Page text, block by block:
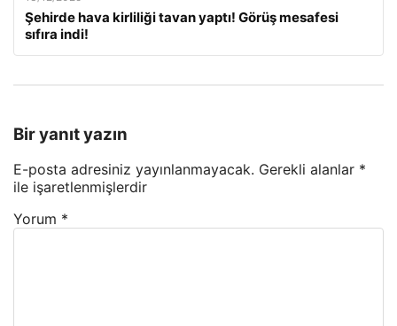
Şehirde hava kirliliği tavan yaptı! Görüş mesafesi
sıfıra indi!
Bir yanıt yazın
E-posta adresiniz yayınlanmayacak. Gerekli alanlar *
ile işaretlenmişlerdir
Yorum *